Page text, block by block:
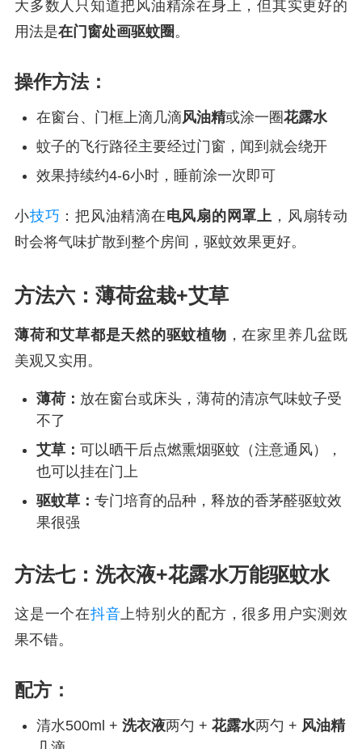
大多数人只知道把风油精涂在身上，但其实更好的
用法是在门窗处画驱蚊圈。
操作方法：
在窗台、门框上滴几滴风油精或涂一圈花露水
蚊子的飞行路径主要经过门窗，闻到就会绕开
效果持续约4-6小时，睡前涂一次即可
小技巧 ：把风油精滴在电风扇的网罩上 ，风扇转动
时会将气味扩散到整个房间，驱蚊效果更好。
方法六：薄荷盆栽+艾草
薄荷和艾草都是天然的驱蚊植物 ，在家里养几盆既
美观又实用。
薄荷： 放在窗台或床头，薄荷的清凉气味蚊子受
不了
艾草： 可以晒干后点燃熏烟驱蚊（注意通风），
也可以挂在门上
驱蚊草： 专门培育的品种，释放的香茅醛驱蚊效
果很强
方法七：洗衣液+花露水万能驱蚊水
这是一个在抖音上特别火的配方，很多用户实测效
果不错。
配方：
清水500ml + 洗衣液两勺 + 花露水两勺 + 风油精